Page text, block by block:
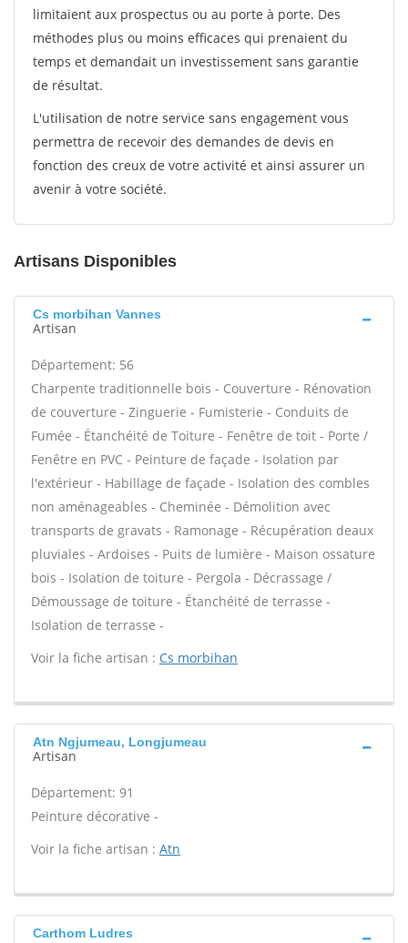
limitaient aux prospectus ou au porte à porte. Des
méthodes plus ou moins efficaces qui prenaient du
temps et demandait un investissement sans garantie
de résultat.
L'utilisation de notre service sans engagement vous
permettra de recevoir des demandes de devis en
fonction des creux de votre activité et ainsi assurer un
avenir à votre société.
Artisans Disponibles
Cs morbihan Vannes
Artisan
Département: 56
Charpente traditionnelle bois - Couverture - Rénovation
de couverture - Zinguerie - Fumisterie - Conduits de
Fumée - Étanchéité de Toiture - Fenêtre de toit - Porte /
Fenêtre en PVC - Peinture de façade - Isolation par
l'extérieur - Habillage de façade - Isolation des combles
non aménageables - Cheminée - Démolition avec
transports de gravats - Ramonage - Récupération deaux
pluviales - Ardoises - Puits de lumière - Maison ossature
bois - Isolation de toiture - Pergola - Décrassage /
Démoussage de toiture - Étanchéité de terrasse -
Isolation de terrasse -
Voir la fiche artisan : Cs morbihan
Atn Ngjumeau, Longjumeau
Artisan
Département: 91
Peinture décorative -
Voir la fiche artisan : Atn
Carthom Ludres